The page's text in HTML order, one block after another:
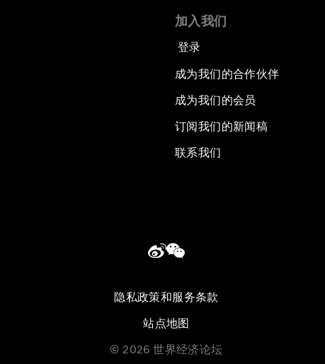
加入我们
登录
成为我们的合作伙伴
成为我们的会员
订阅我们的新闻稿
联系我们
隐私政策和服务条款
站点地图
© 2026 世界经济论坛